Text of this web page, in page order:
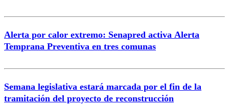
Alerta por calor extremo: Senapred activa Alerta
Temprana Preventiva en tres comunas
Semana legislativa estará marcada por el fin de la
tramitación del proyecto de reconstrucción